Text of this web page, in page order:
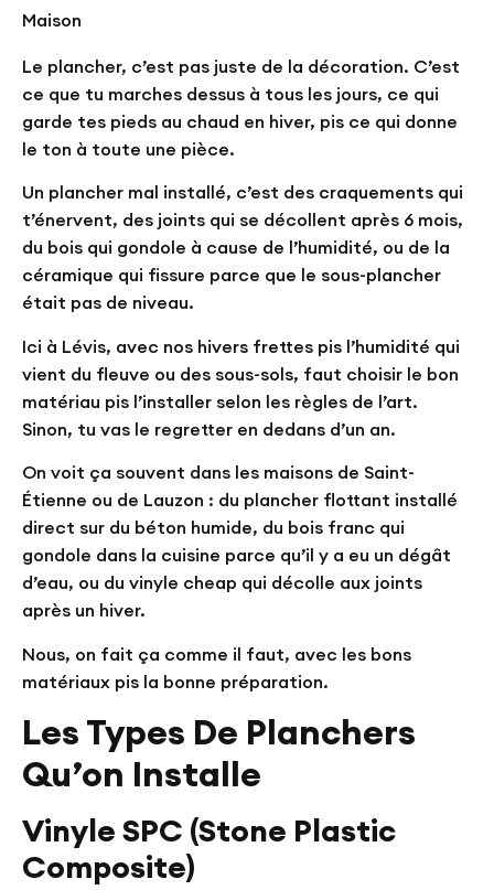
Maison
Le plancher, c’est pas juste de la décoration. C’est
ce que tu marches dessus à tous les jours, ce qui
garde tes pieds au chaud en hiver, pis ce qui donne
le ton à toute une pièce.
Un plancher mal installé, c’est des craquements qui
t’énervent, des joints qui se décollent après 6 mois,
du bois qui gondole à cause de l’humidité, ou de la
céramique qui fissure parce que le sous-plancher
était pas de niveau.
Ici à Lévis, avec nos hivers frettes pis l’humidité qui
vient du fleuve ou des sous-sols, faut choisir le bon
matériau pis l’installer selon les règles de l’art.
Sinon, tu vas le regretter en dedans d’un an.
On voit ça souvent dans les maisons de Saint-
Étienne ou de Lauzon : du plancher flottant installé
direct sur du béton humide, du bois franc qui
gondole dans la cuisine parce qu’il y a eu un dégât
d’eau, ou du vinyle cheap qui décolle aux joints
après un hiver.
Nous, on fait ça comme il faut, avec les bons
matériaux pis la bonne préparation.
Les Types De Planchers
Qu’on Installe
Vinyle SPC (Stone Plastic
Composite)